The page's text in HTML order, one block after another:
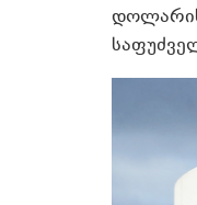
დოლარის